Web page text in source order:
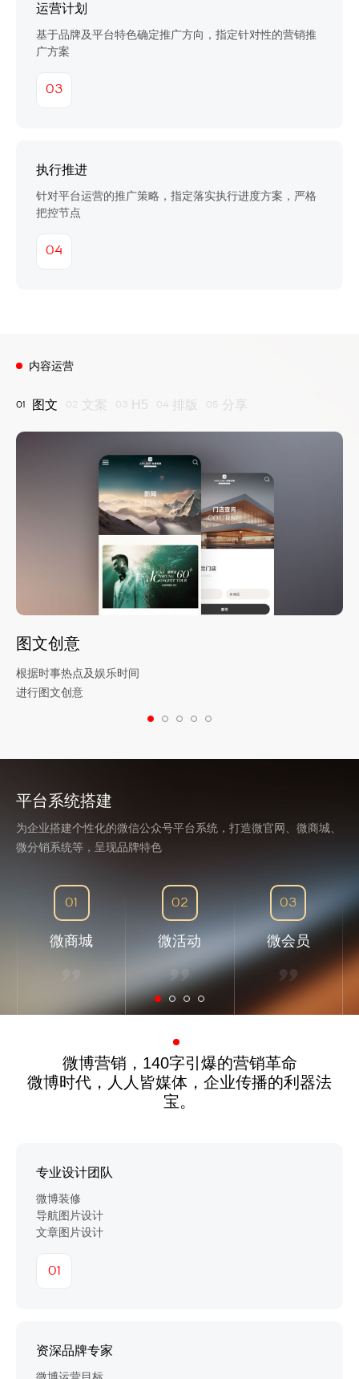
运营计划
基于品牌及平台特色确定推广方向，指定针对性的营销推
广方案
03
执行推进
针对平台运营的推广策略，指定落实执行进度方案，严格
把控节点
04
内容运营
01 图文 02 文案 03 H5 04 排版 05 分享
图文创意
根据时事热点及娱乐时间
进行图文创意
平台系统搭建
为企业搭建个性化的微信公众号平台系统，打造微官网、微商城、
微分销系统等，呈现品牌特色
01
微商城
02
微活动
03
微会员
微博营销，140字引爆的营销革命
微博时代，人人皆媒体，企业传播的利器法
宝。
专业设计团队
微博装修
导航图片设计
文章图片设计
01
资深品牌专家